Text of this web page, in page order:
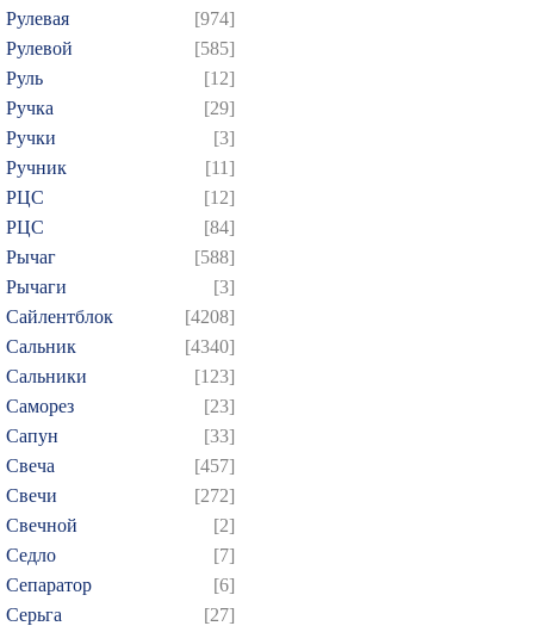
Рулевая
[974]
Рулевой
[585]
Руль
[12]
Ручка
[29]
Ручки
[3]
Ручник
[11]
РЦC
[12]
РЦС
[84]
Рычаг
[588]
Рычаги
[3]
Сайлентблок
[4208]
Сальник
[4340]
Сальники
[123]
Саморез
[23]
Сапун
[33]
Свеча
[457]
Свечи
[272]
Свечной
[2]
Седло
[7]
Сепаратор
[6]
Серьга
[27]